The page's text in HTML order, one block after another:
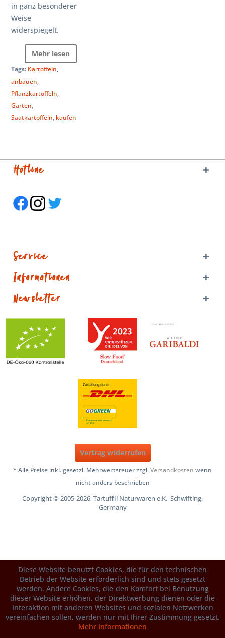
in ganz besonderer
Weise
widerspiegelt.
Mehr lesen
Tags: Kartoffeln,
anbauen,
Pflanzkartoffeln,
Garten,
Saatkartoffeln, kaufen
Hotline
Service
Informationen
Newsletter
Vertrag widerrufen
* Alle Preise inkl. gesetzl. Mehrwertsteuer zzgl.Versandkosten wenn
nicht anders beschrieben
Copyright © 2005-2026, Tartuffli Naturwaren e.K., Schwifting,
Germany
Diese Website benutzt Cookies, die für den technischen
Betrieb der Website erforderlich sind und stets gesetzt
werden. Andere Cookies, die den Komfort bei Benutzung
dieser Website erhöhen, der Direktwerbung dienen oder die
Interaktion mit anderen Websites und sozialen Netzwerken
vereinfachen sollen, werden nur mit Ihrer Zustimmung gesetzt.
Mehr Informationen